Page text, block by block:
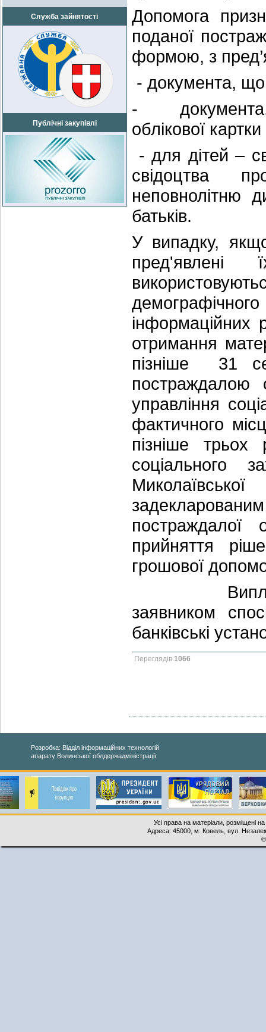
Служба зайнятості
Публічні закупівлі
Допомога
поданої
формою, з
- документа,
- документа,
облікової
- для дітей –
свідоцтва
неповнолітню
батьків.
У випадку,
отримання
пізніше 31
управління
фактичного
пізніше
соціального
прийняття
грошової
Виплата
заявником
банківські
Переглядів 1066
Розробка: Відділ інформаційних технологій
апарату Волинської облдержадміністрації
Усі права на матеріали, розміщені
Адреса: 45000, м. Ковель, вул.